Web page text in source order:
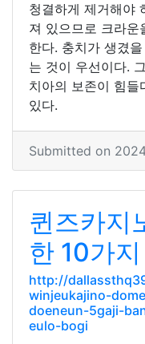
청결하게 제거해야
져 있으므로 크라운
한다. 충치가 생겼
는 것이 우선이다.
치아의 보존이 힘들
있다.
Submitted on
퀸즈카지
한 10가
http://
winjeukajino-
doeneun-5gaji-
eulo-bogi